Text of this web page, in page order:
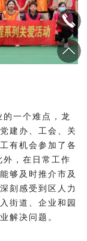
一个难点，龙
建办、工会、关
有机会参加了各
外，在日常工作
够及时推介市及
刻感受到区人力
街道、企业和园
解决问题。